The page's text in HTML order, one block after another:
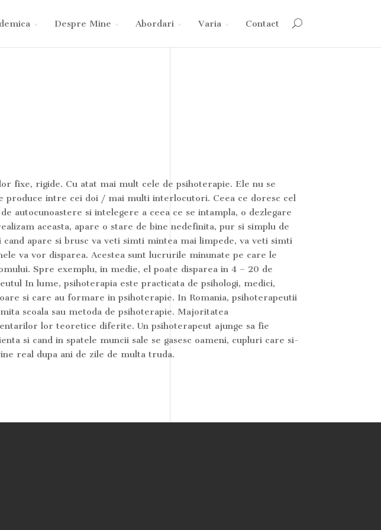
Despre Mine Abordari Varia Contact
fixe, rigide. Cu atat mai mult cele de psihoterapie. Ele nu se
produce intre cei doi / mai multi interlocutori. Ceea ce doresc cel
autocunoastere si intelegere a ceea ce se intampla, o dezlegare
aceasta, apare o stare de bine nedefinita, pur si simplu de
apare si brusc va veti simti mintea mai limpede, va veti simti
va vor disparea. Acestea sunt lucrurile minunate pe care le
Spre exemplu, in medie, el poate disparea in 4 – 20 de
In lume, psihoterapia este practicata de psihologi, medici,
si care au formare in psihoterapie. In Romania, psihoterapeutii
scoala sau metoda de psihoterapie. Majoritatea
lor teoretice diferite. Un psihoterapeut ajunge sa fie
si cand in spatele muncii sale se gasesc oameni, cupluri care si-
real dupa ani de zile de multa truda.